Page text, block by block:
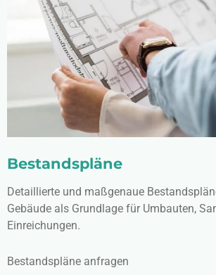
Bestandspläne
Detaillierte und maßgenaue
Gebäude als Grundlage für Umbauten,
Einreichungen.
Bestandspläne anfragen